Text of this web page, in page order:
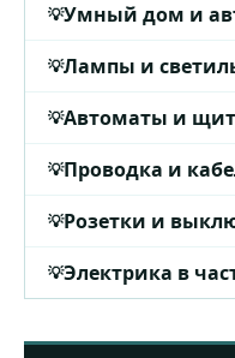
Умный дом и
Лампы и
Автоматы и
Проводка и
Розетки и
Электрика в